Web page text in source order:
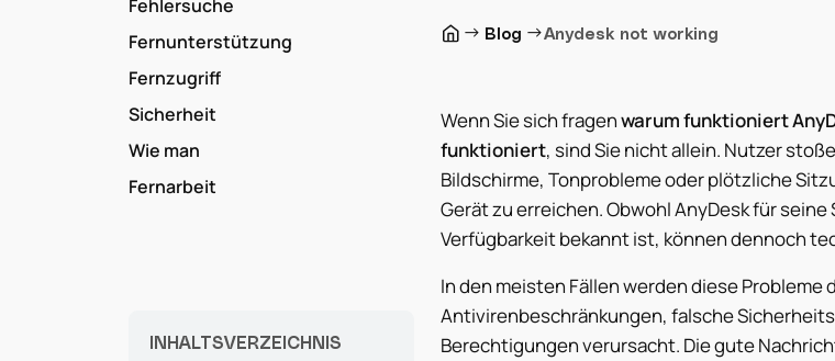
Fehlersuche
Fernunterstützung
Fernzugriff
Sicherheit
Wie man
Fernarbeit
INHALTSVERZEICHNIS
→ Blog →Anydesk not working
Wenn Sie sich fragenwarum funktioniert
funktioniert, sind Sie nicht allein. Nutzer
Bildschirme, Tonprobleme oder plötzliche
Gerät zu erreichen. Obwohl AnyDesk für
Verfügbarkeit bekannt ist, können dennoch
In den meisten Fällen werden diese
Antivirenbeschränkungen, falsche
Berechtigungen verursacht. Die gute